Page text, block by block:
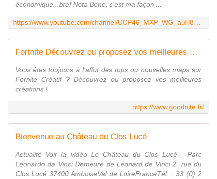
économique...bref Nota Bene, c'est ma façon ...
Fortnite Découvrez ou proposez vos meilleures créations - Goodnite.fr
Vous êtes toujours à l'affut des tops ou nouvelles maps sur
Fornite Créatif ? Découvrez ou proposez vos meilleures
créations !
https://www.goodnite.fr/
Bienvenue au Château du Clos Lucé
Actualité Voir la vidéo Le Château du Clos Lucé - Parc
Leonardo da Vinci Demeure de Léonard de Vinci 2, rue du
Clos Lucé 37400 AmboiseVal de LoireFranceTél. : 33 (0) 2